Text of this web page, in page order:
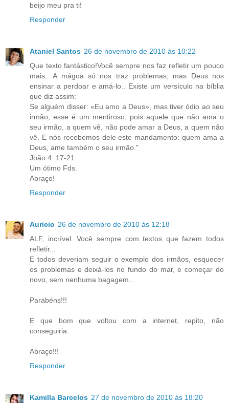
beijo meu pra ti!
Responder
Ataniel Santos 26 de novembro de 2010 às 10:22
Que texto fantástico!Você sempre nos faz refletir um pouco
mais.. A mágoa só nos traz problemas, mas Deus nos
ensinar a perdoar e amá-lo.. Existe um versículo na bíblia
que diz assim:
Se alguém disser: «Eu amo a Deus», mas tiver ódio ao seu
irmão, esse é um mentiroso; pois aquele que não ama o
seu irmão, a quem vê, não pode amar a Deus, a quem não
vê. E nós recebemos dele este mandamento: quem ama a
Deus, ame também o seu irmão."
João 4: 17-21
Um ótimo Fds.
Abraço!
Responder
Auricio 26 de novembro de 2010 às 12:18
ALF, incrível. Você sempre com textos que fazem todos
refletir...
E todos deveriam seguir o exemplo dos irmãos, esquecer
os problemas e deixá-los no fundo do mar, e começar do
novo, sem nenhuma bagagem...
Parabéns!!!
E que bom que voltou com a internet, repito, não
conseguiria.
Abraço!!!
Responder
Kamilla Barcelos 27 de novembro de 2010 às 18:20